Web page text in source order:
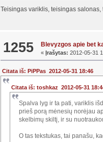
Teisingas variklis, teisingas salonas,
1255 Blevyzgos apie bet
«Įrašytas: 2012-05-31
Citata iš: PiPPas 2012-05-31 18:46
Citata iš: toshkaz 2012-05-31
Spalva lyg ir ta pati, variklis
prieš porą mėnesių norėjau
skelbimų skiltį, ir su
O tas tekstukas, tai panašu,